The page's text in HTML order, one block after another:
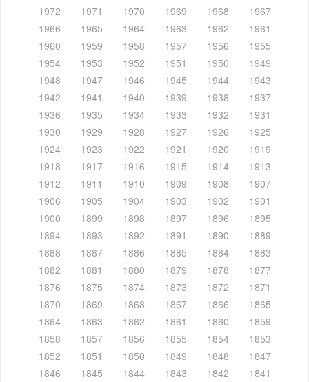
1972
1971 1970 1969 1968
1967
1966
1965 1964 1963 1962
1961
1960
1959 1958 1957 1956
1955
1954
1953 1952 1951 1950
1949
1948
1947 1946 1945 1944
1943
1942
1941 1940 1939 1938
1937
1936
1935 1934 1933 1932
1931
1930
1929 1928 1927 1926
1925
1924
1923 1922 1921 1920
1919
1918
1917 1916 1915 1914
1913
1912
1911 1910 1909 1908
1907
1906
1905 1904 1903 1902
1901
1900
1899 1898 1897 1896
1895
1894
1893 1892 1891 1890
1889
1888
1887 1886 1885 1884
1883
1882
1881 1880 1879 1878
1877
1876
1875 1874 1873 1872
1871
1870
1869 1868 1867 1866
1865
1864
1863 1862 1861 1860
1859
1858
1857 1856 1855 1854
1853
1852
1851 1850 1849 1848
1847
1846
1845 1844 1843 1842
1841